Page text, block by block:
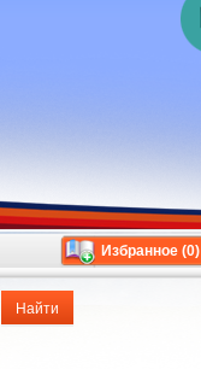
Избранное (0)